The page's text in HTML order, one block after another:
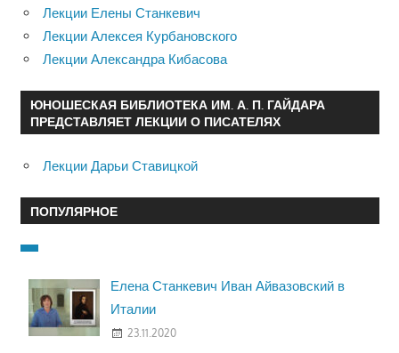
Лекции Елены Станкевич
Лекции Алексея Курбановского
Лекции Александра Кибасова
ЮНОШЕСКАЯ БИБЛИОТЕКА ИМ. А. П. ГАЙДАРА
ПРЕДСТАВЛЯЕТ ЛЕКЦИИ О ПИСАТЕЛЯХ
Лекции Дарьи Ставицкой
ПОПУЛЯРНОЕ
Елена Станкевич Иван Айвазовский в
Италии
23.11.2020